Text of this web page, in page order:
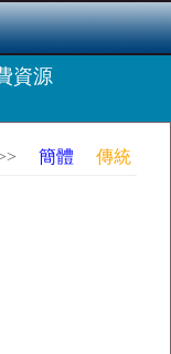
資源
簡體 傳統